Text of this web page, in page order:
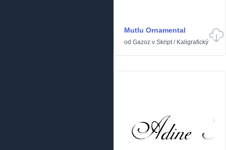
Mutlu Ornamental
od Gazoz v Skript/ Kaligrafický